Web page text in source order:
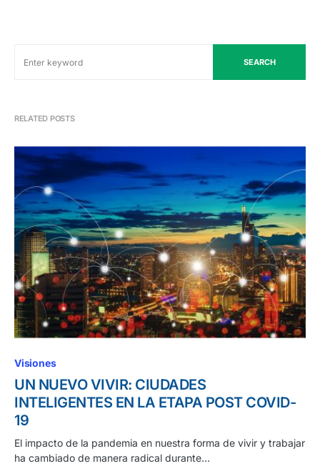
SEARCH
RELATED POSTS
Visiones
UN NUEVO VIVIR: CIUDADES
INTELIGENTES EN LA ETAPA POST COVID-
19
El impacto de la pandemia en nuestra forma de vivir y trabajar
ha cambiado de manera radical durante…